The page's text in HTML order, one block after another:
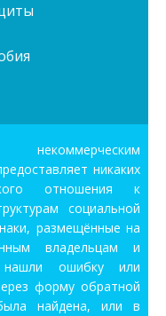
никаких
отношения к
социальной
размещённые на
владельцам и
нашли ошибку или
форму обратной
найдена, или в